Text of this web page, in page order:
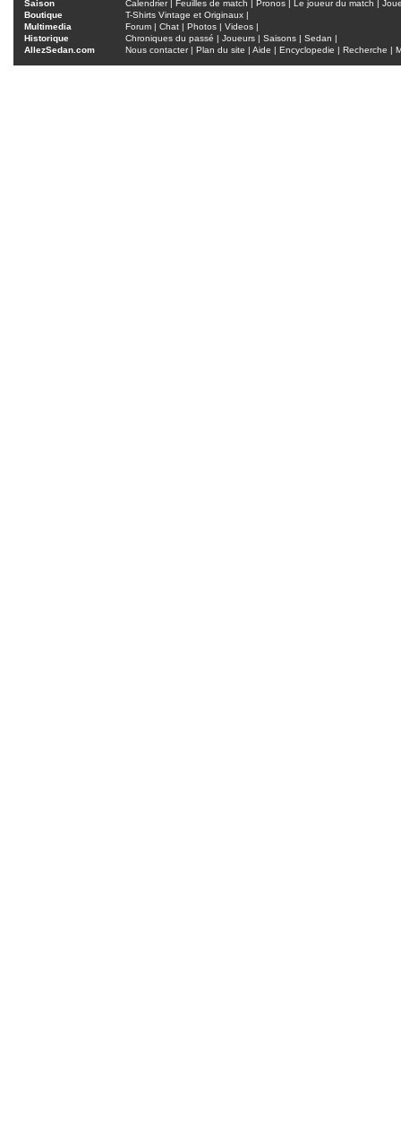
Saison Calendrier| Feuilles de match Pronos Le joueur du match
Boutique
T-Shirts Vintage et Originaux |
Multimedia
Forum | Chat | Photos | Videos |
Historique
Chroniques du passé | Joueurs | Saisons | Sedan |
AllezSedan.com
Nous contacter| Plan du site | Aide | Encyclopedie | Recherche |